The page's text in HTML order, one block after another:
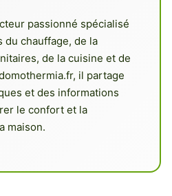
passionné spécialisé
du chauffage, de la
de la cuisine et de
il partage
et des informations
le confort et la
maison.